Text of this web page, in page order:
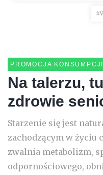
PROMOCJA KONSUMPCJI
Na talerzu,
zdrowie
Starzenie się jest
zachodzącym w życiu
zwalnia metabolizm,
odpornościowego,